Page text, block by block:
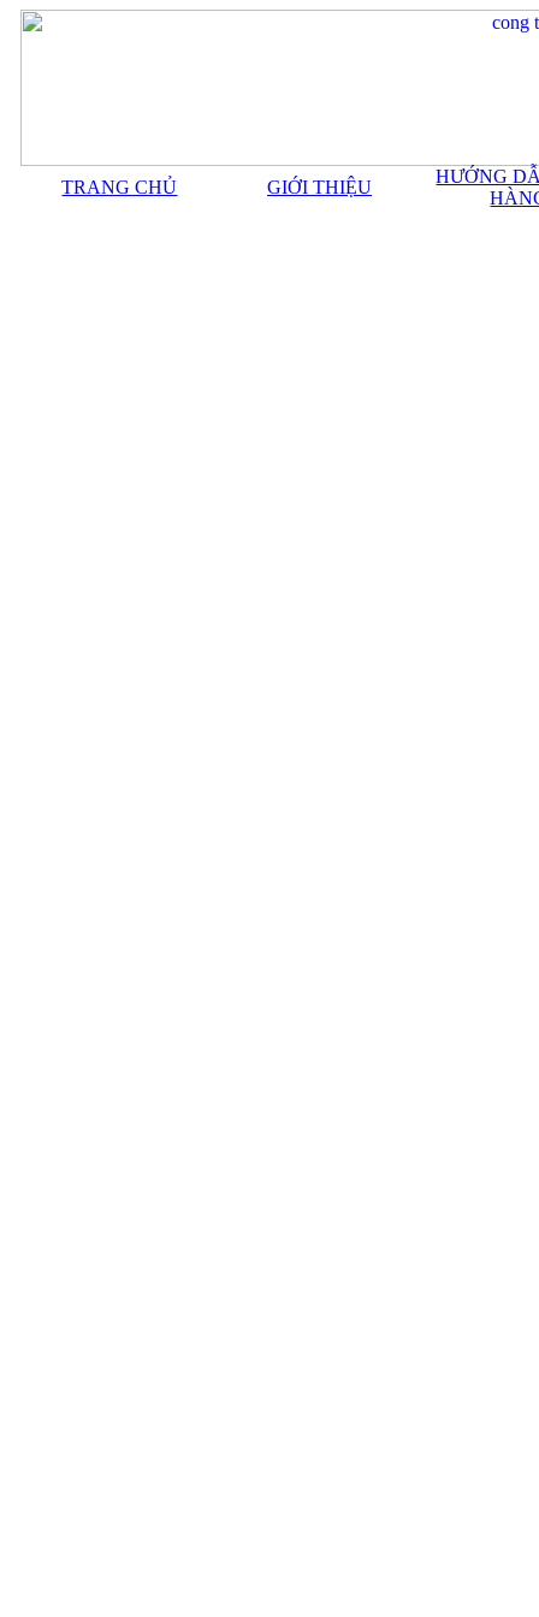
TRANG CHỦ GIỚI THIỆU
HƯỚNG